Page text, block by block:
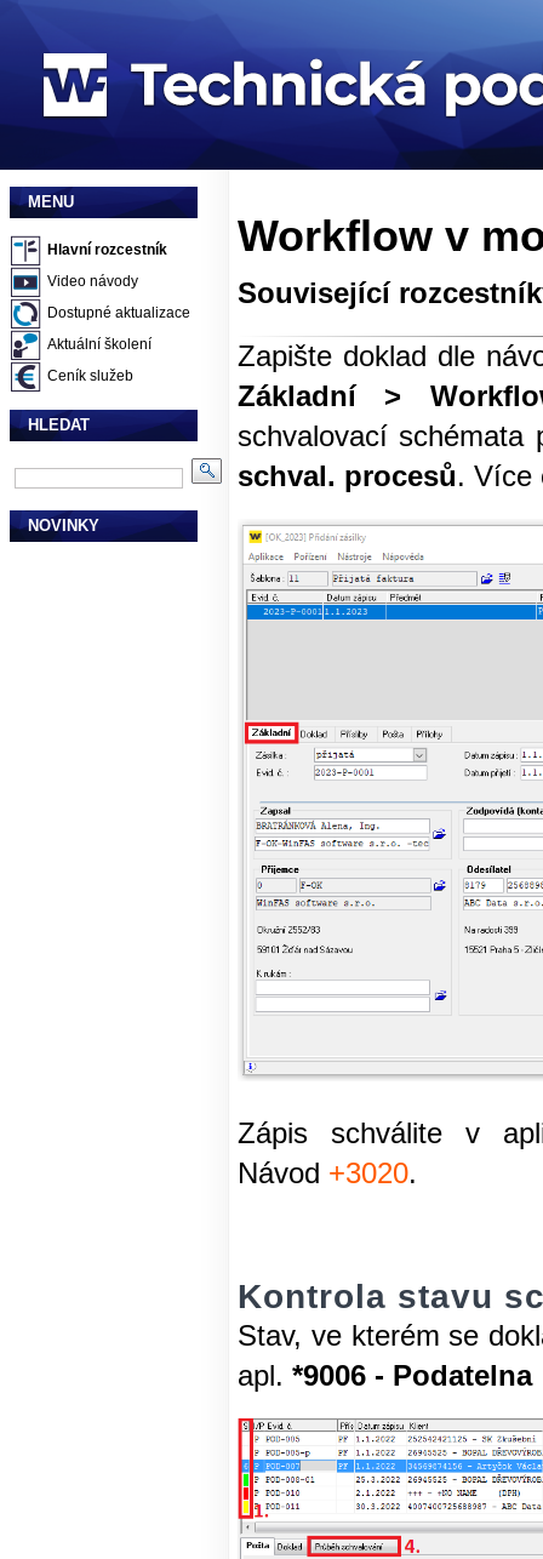
MENU
Hlavní rozcestník
Video návody
Dostupné aktualizace
Aktuální školení
Ceník služeb
HLEDAT
NOVINKY
Workflow v
Související
Zapište doklad dle
Základní >
schvalovací
schval. procesů. Více
Zápis schválite v
Návod +3020.
Kontrola stavu
Stav, ve kterém se
apl. *9006 - Podatelna